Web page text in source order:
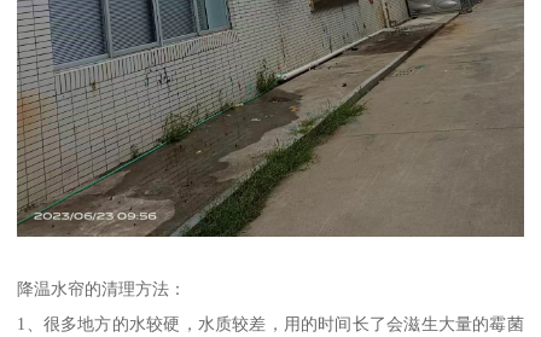
降温水帘的清理方法：
1、很多地方的水较硬，水质较差，用的时间长了会滋生大量的霉菌